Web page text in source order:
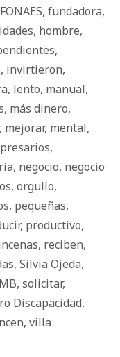
FONAES, fundadora,
, hombre,
,
, invirtieron,
, lento, manual,
, más dinero,
, mejorar, mental,
,
, negocio, negocio
, orgullo,
, pequeñas,
, productivo,
, reciben,
, Silvia Ojeda,
, solicitar,
Discapacidad,
, villa